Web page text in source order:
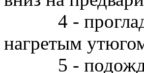
4 -
нагретым
5 -